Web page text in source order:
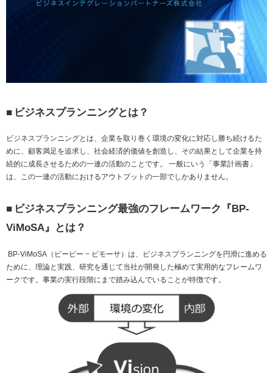
■ ビジネスプランニングとは？
ビジネスプランニングとは、企業を取り巻く環境の変化に対応し勝ち続けるた
めに、顧客満足を追求し、社会経済的価値を創造し、その結果として企業を持
続的に成長させるための一連の活動のことです。 一般にいう「事業計画書」
は、この一連の活動におけるアウトプットの一部でしかありません。
■ ビジネスプランニング最強のフレームワーク『BP-
ViMoSA』とは？
BP-ViMoSA （ビーピー − ビモーサ）は、ビジネスプランニングを円滑に進める
ために、理論と実践、研究を通じて当社が開発した極めて実用的なフレームワ
ークです。事業の実行段階にまで踏み込んでいることが特徴です。